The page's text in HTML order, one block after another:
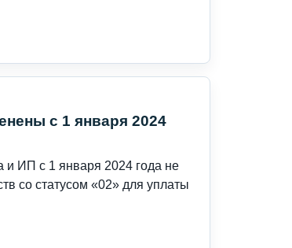
с 1 января 2024
и ИП с 1 января 2024 года не
со статусом «02» для уплаты